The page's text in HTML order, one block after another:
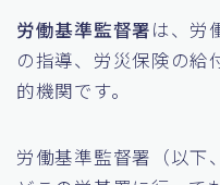
労働基準監督署は、労
の指導、労災保険の給
的機関です。
労働基準監督署（以下